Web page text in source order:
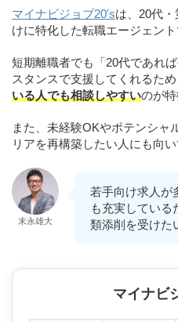
マイナビジョブ20'sは、20代
けに特化した転職エージェント
短期離職者でも「20代であれ
スタンスで支援してくれるため
いる人でも相談しやすいのが特
また、未経験OKやポテンシャ
リアを再構築したい人にも向い
末永雄大
若手向け求人が
も充実している
類添削を受けた
マイナビ